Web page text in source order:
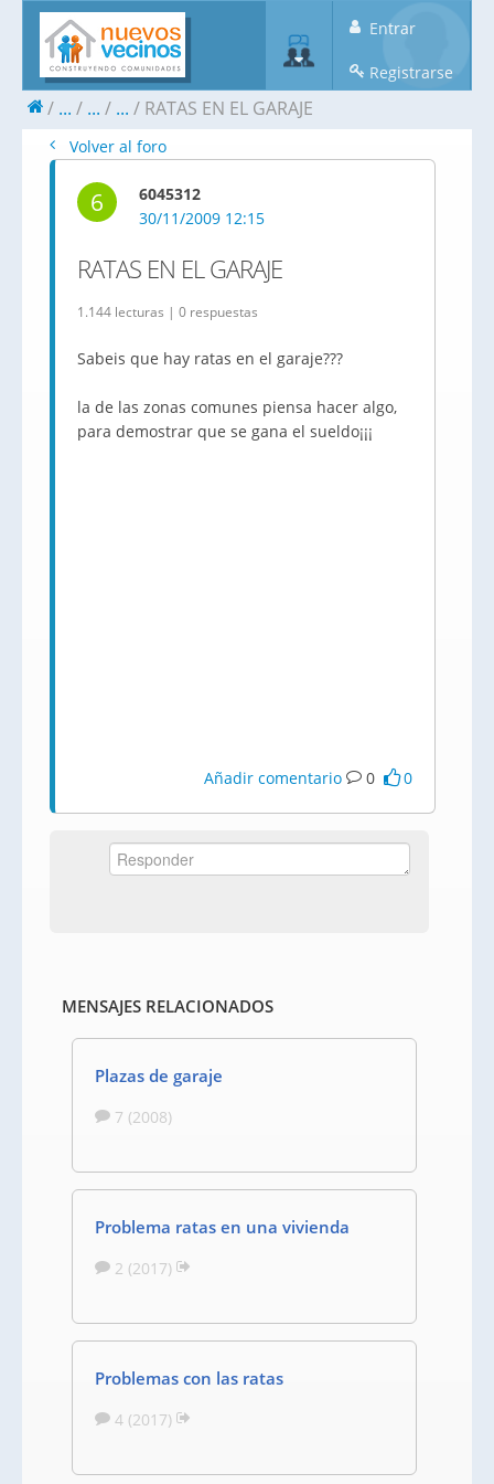
Entrar
Registrarse
... ... ... RATAS EN EL GARAJE
Volver al foro
6
6045312
30/11/2009 12:15
RATAS EN EL GARAJE
1.144 lecturas | 0 respuestas
Sabeis que hay ratas en el garaje???
la de las zonas comunes piensa hacer algo,
para demostrar que se gana el sueldo¡¡¡
Añadir comentario 0 0
MENSAJES RELACIONADOS
Plazas de garaje
7 (2008)
Problema ratas en una vivienda
2 (2017)
Problemas con las ratas
4 (2017)